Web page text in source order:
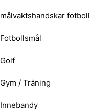
målvaktshandskar fotboll
Fotbollsmål
Golf
Gym / Träning
Innebandy